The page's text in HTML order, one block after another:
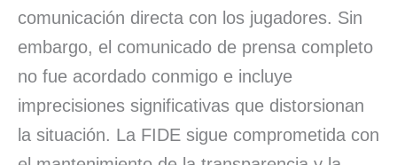
comunicación directa con los jugadores. Sin
embargo, el comunicado de prensa completo
no fue acordado conmigo e incluye
imprecisiones significativas que distorsionan
la situación. La FIDE sigue comprometida con